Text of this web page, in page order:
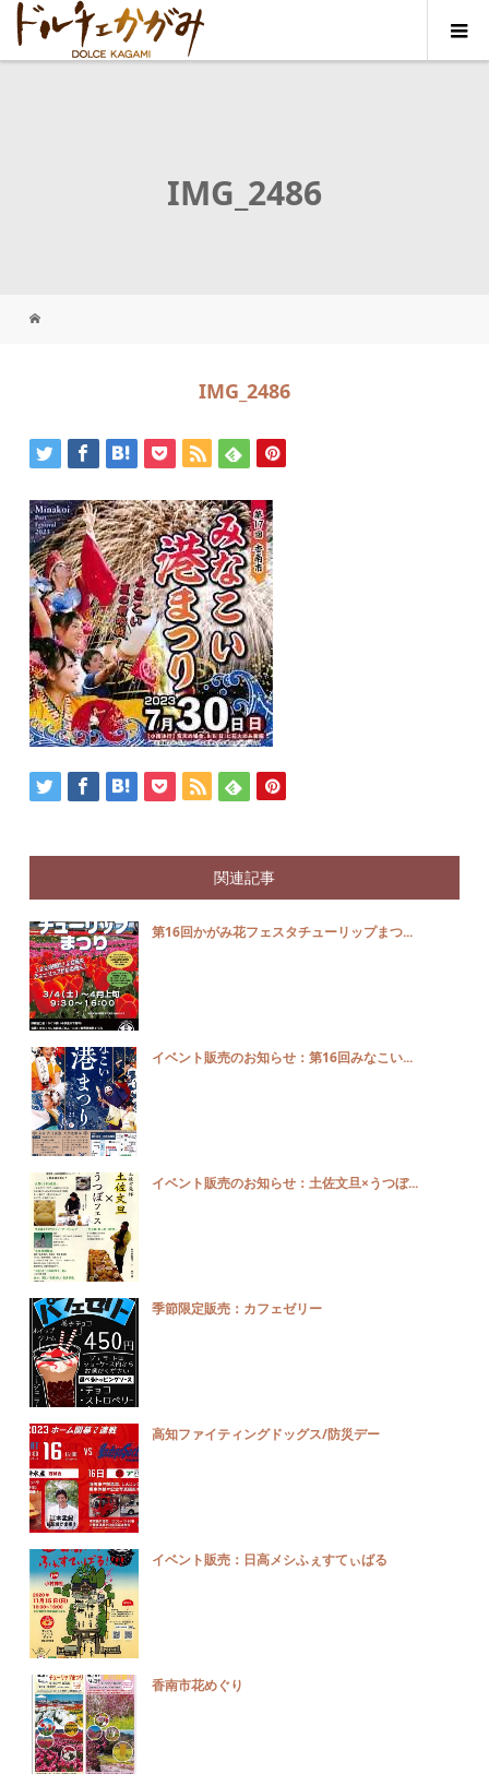
IMG_2486
IMG_2486
関連記事
第16回かがみ花フェスタチューリップまつ...
イベント販売のお知らせ：第16回みなこい...
イベント販売のお知らせ：土佐文旦×うつぼ...
季節限定販売：カフェゼリー
高知ファイティングドッグス/防災デー
イベント販売：日高メシふぇすてぃばる
香南市花めぐり